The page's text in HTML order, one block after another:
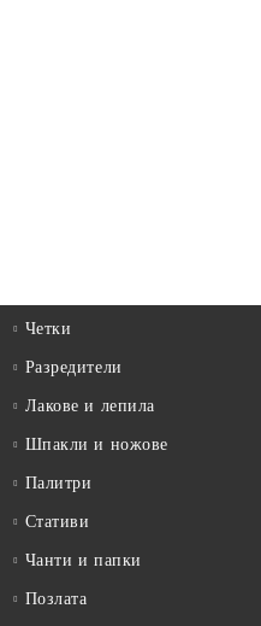
Четки
Разредители
Лакове и лепила
Шпакли и ножове
Палитри
Стативи
Чанти и папки
Позлата